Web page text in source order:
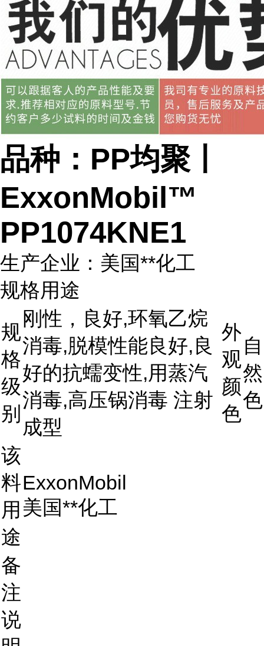
品种：PP均聚丨
ExxonMobil™
PP1074KNE1
生产企业：美国**化工
规格用途
规
格
级
别
刚性，良好,环氧乙烷
消毒,脱模性能良好,良
好的抗蠕变性,用蒸汽
消毒,高压锅消毒 注射
成型
外
观
颜
色
自
然
色
该
料
用
途
ExxonMobil
美国**化工
备
注
说